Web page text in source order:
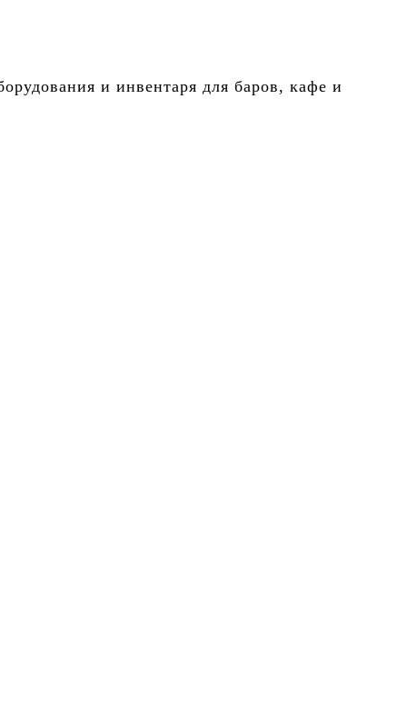
и инвентаря для баров, кафе и